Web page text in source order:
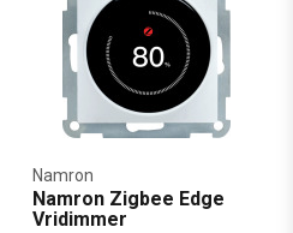
Namron Zigbee Edge
Vridimmer
Namron